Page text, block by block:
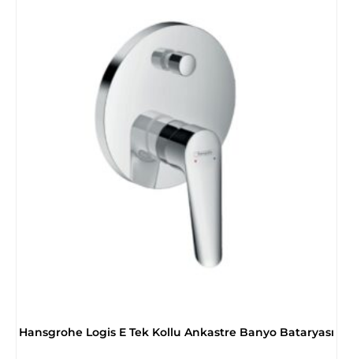
Hansgrohe Logis E Tek Kollu Ankastre Banyo Bataryası